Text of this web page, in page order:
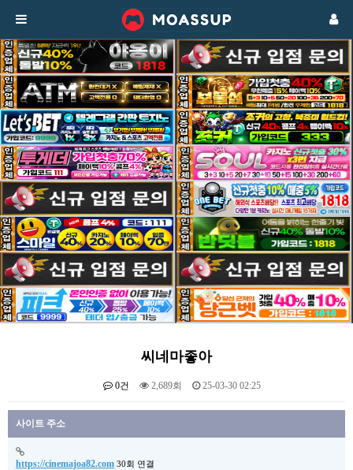
씨네마좋아
0건 2,689회 25-03-30 02:25
본문
사이트 주소
https://cinemajoa82.com 30회 연결